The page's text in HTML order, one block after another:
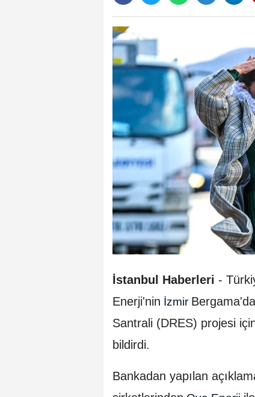
İstanbul Haberleri -
Enerji'nin İzmir
Santrali (DRES) projesi
bildirdi.
Bankadan yapılan